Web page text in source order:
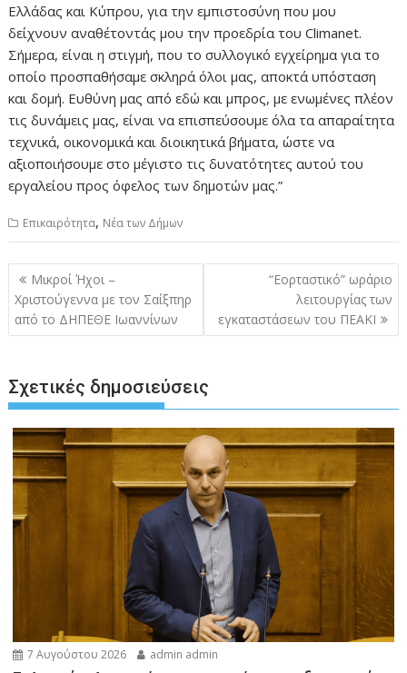
Ελλάδας και Κύπρου, για την εμπιστοσύνη που μου
δείχνουν αναθέτοντάς μου την προεδρία του Climanet.
Σήμερα, είναι η στιγμή, που το συλλογικό εγχείρημα για το
οποίο προσπαθήσαμε σκληρά όλοι μας, αποκτά υπόσταση
και δομή. Ευθύνη μας από εδώ και μπρος, με ενωμένες πλέον
τις δυνάμεις μας, είναι να επισπεύσουμε όλα τα απαραίτητα
τεχνικά, οικονομικά και διοικητικά βήματα, ώστε να
αξιοποιήσουμε στο μέγιστο τις δυνατότητες αυτού του
εργαλείου προς όφελος των δημοτών μας.”
Επικαιρότητα, Νέα των Δήμων
Πλοήγηση
άρθρων
Μικροί Ήχοι –
Χριστούγεννα με τον Σαίξπηρ
από το ΔΗΠΕΘΕ Ιωαννίνων
“Εορταστικό” ωράριο
λειτουργίας των
εγκαταστάσεων του ΠΕΑΚΙ
Σχετικές δημοσιεύσεις
7 Αυγούστου 2026 admin admin